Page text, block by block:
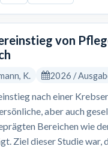
von
K. 2026 /
nach einer
aber auch
Bereichen wie
Ziel dieser Studie war,